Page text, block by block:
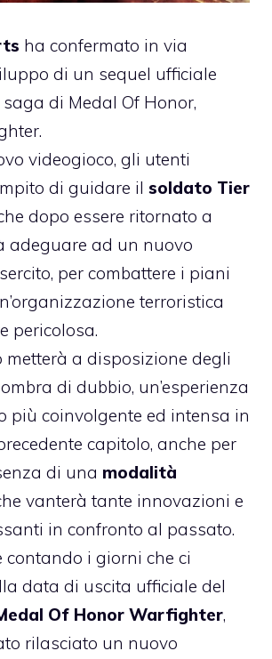
ha confermato in via
di un sequel ufficiale
di Medal Of Honor,
videogioco, gli utenti
di guidare il soldato Tier
dopo essere ritornato a
adeguare ad un nuovo
per combattere i piani
terroristica
pericolosa.
metterà a disposizione degli
di dubbio, un’esperienza
più coinvolgente ed intensa in
capitolo, anche per
di una modalità
vanterà tante innovazioni e
in confronto al passato.
contando i giorni che ci
data di uscita ufficiale del
Of Honor Warfighter,
rilasciato un nuovo